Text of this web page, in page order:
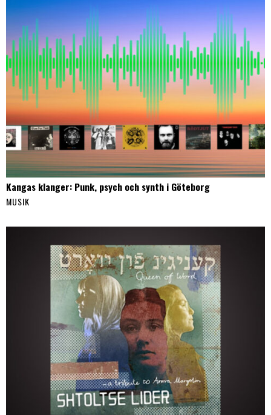
Kangas klanger: Punk, psych och synth i Göteborg
MUSIK